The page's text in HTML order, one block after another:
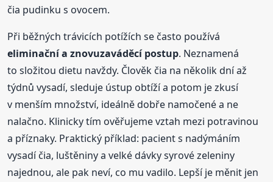
čia pudinku s ovocem.
Při běžných trávicích potížích se často používá
eliminační a znovuzaváděcí postup. Neznamená
to složitou dietu navždy. Člověk čia na několik dní až
týdnů vysadí, sleduje ústup obtíží a potom je zkusí
v menším množství, ideálně dobře namočené a ne
nalačno. Klinicky tím ověřujeme vztah mezi potravinou
a příznaky. Praktický příklad: pacient s nadýmáním
vysadí čia, luštěniny a velké dávky syrové zeleniny
najednou, ale pak neví, co mu vadilo. Lepší je měnit jen